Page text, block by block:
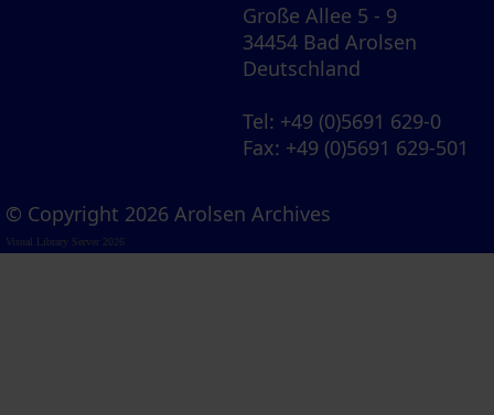
Große Allee 5 - 9
34454 Bad Arolsen
Deutschland
Tel: +49 (0)5691 629-0
Fax: +49 (0)5691 629-501
© Copyright 2026 Arolsen Archives
Visual Library Server 2026